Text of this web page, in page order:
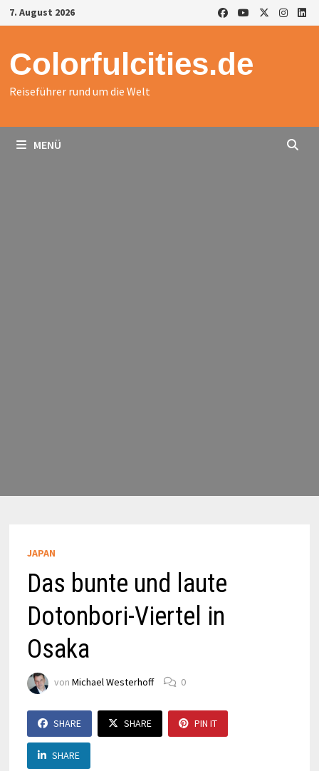
Zurück
zum
7. August 2026
Colorfulcities.de
Reiseführer rund um die Welt
MENÜ
JAPAN
Das bunte und laute
Dotonbori-Viertel in
Osaka
von Michael Westerhoff 0
SHARE SHARE PIN IT
SHARE